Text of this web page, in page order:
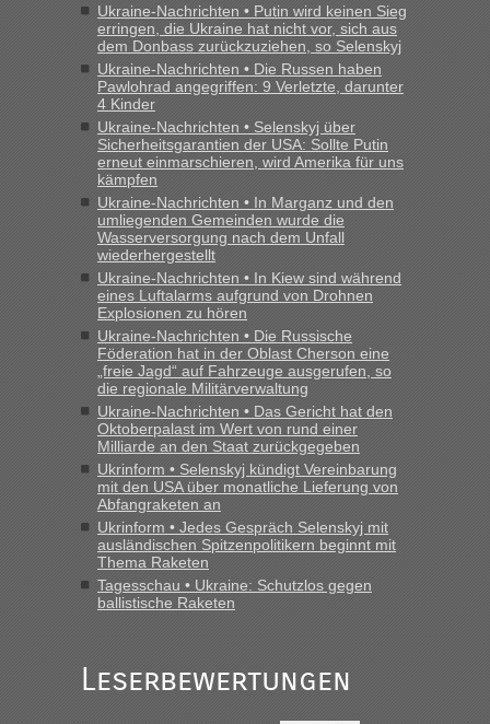
Ukraine-Nachrichten • Putin wird keinen Sieg
erringen, die Ukraine hat nicht vor, sich aus
dem Donbass zurückzuziehen, so Selenskyj
Ukraine-Nachrichten • Die Russen haben
Pawlohrad angegriffen: 9 Verletzte, darunter
4 Kinder
Ukraine-Nachrichten • Selenskyj über
Sicherheitsgarantien der USA: Sollte Putin
erneut einmarschieren, wird Amerika für uns
kämpfen
Ukraine-Nachrichten • In Marganz und den
umliegenden Gemeinden wurde die
Wasserversorgung nach dem Unfall
wiederhergestellt
Ukraine-Nachrichten • In Kiew sind während
eines Luftalarms aufgrund von Drohnen
Explosionen zu hören
Ukraine-Nachrichten • Die Russische
Föderation hat in der Oblast Cherson eine
„freie Jagd“ auf Fahrzeuge ausgerufen, so
die regionale Militärverwaltung
Ukraine-Nachrichten • Das Gericht hat den
Oktoberpalast im Wert von rund einer
Milliarde an den Staat zurückgegeben
Ukrinform • Selenskyj kündigt Vereinbarung
mit den USA über monatliche Lieferung von
Abfangraketen an
Ukrinform • Jedes Gespräch Selenskyj mit
ausländischen Spitzenpolitikern beginnt mit
Thema Raketen
Tagesschau • Ukraine: Schutzlos gegen
ballistische Raketen
Leserbewertungen